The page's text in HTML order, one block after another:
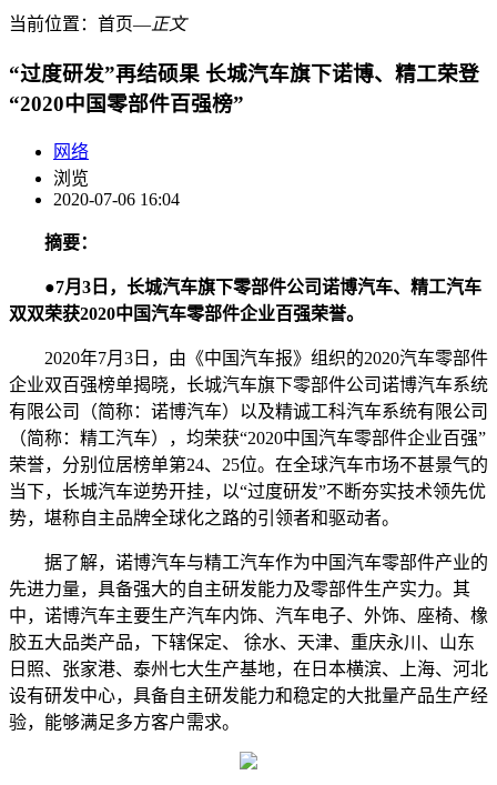
当前位置： 首页―正文
“过度研发”再结硕果 长城汽车旗下诺博、精工荣登
“2020中国零部件百强榜”
网络
浏览
2020-07-06 16:04
摘要：
●7月3日，长城汽车旗下零部件公司诺博汽车、精工汽车
双双荣获2020中国汽车零部件企业百强荣誉。
2020年7月3日，由《中国汽车报》组织的2020汽车零部件
企业双百强榜单揭晓，长城汽车旗下零部件公司诺博汽车系统
有限公司（简称：诺博汽车）以及精诚工科汽车系统有限公司
（简称：精工汽车），均荣获“2020中国汽车零部件企业百强”
荣誉，分别位居榜单第24、25位。在全球汽车市场不甚景气的
当下，长城汽车逆势开挂，以“过度研发”不断夯实技术领先优
势，堪称自主品牌全球化之路的引领者和驱动者。
据了解，诺博汽车与精工汽车作为中国汽车零部件产业的
先进力量，具备强大的自主研发能力及零部件生产实力。其
中，诺博汽车主要生产汽车内饰、汽车电子、外饰、座椅、橡
胶五大品类产品，下辖保定、 徐水、天津、重庆永川、山东
日照、张家港、泰州七大生产基地，在日本横滨、上海、河北
设有研发中心，具备自主研发能力和稳定的大批量产品生产经
验，能够满足多方客户需求。